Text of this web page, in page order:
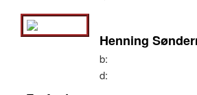
Henning
b:
d: